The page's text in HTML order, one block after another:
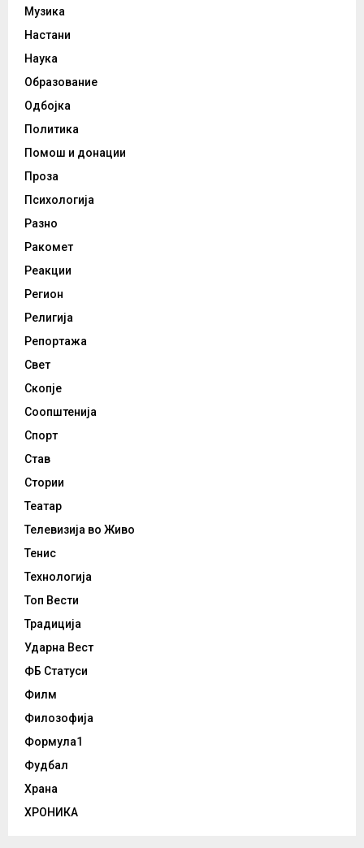
Музика
Настани
Наука
Образование
Одбојка
Политика
Помош и донации
Проза
Психологија
Разно
Ракомет
Реакции
Регион
Религија
Репортажа
Свет
Скопје
Соопштенија
Спорт
Став
Стории
Театар
Телевизија во Живо
Тенис
Технологија
Топ Вести
Традиција
Ударна Вест
ФБ Статуси
Филм
Филозофија
Формула1
Фудбал
Храна
ХРОНИКА